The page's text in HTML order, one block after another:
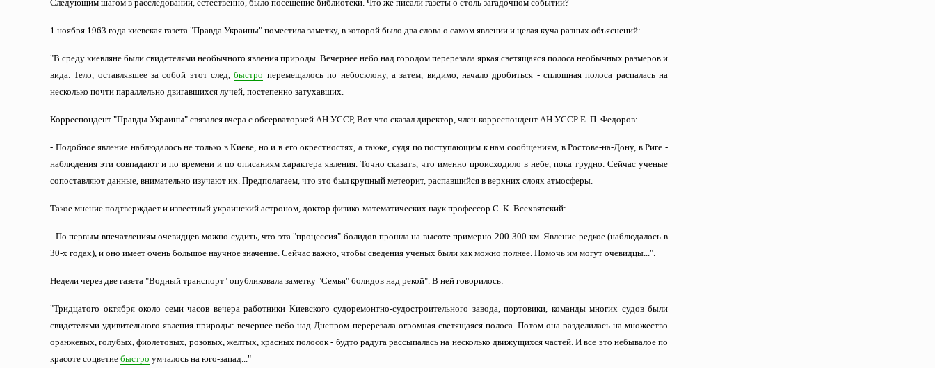
Следующим шагом в расследовании, естественно, было посещение библиотеки. Что же писали газеты о столь загадочном событии?
1 ноября 1963 года киевская газета "Правда Украины" поместила заметку, в которой было два слова о самом явлении и целая куча разных объяснений:
"В среду киевляне были свидетелями необычного явления природы. Вечернее небо над городом перерезала яркая светящаяся полоса необычных размеров и
вида. Тело, оставлявшее за собой этот след,быстро перемещалось по небосклону, а затем, видимо, начало дробиться - сплошная полоса распалась на
несколько почти параллельно двигавшихся лучей, постепенно затухавших.
Корреспондент "Правды Украины" связался вчера с обсерваторией АН УССР, Вот что сказал директор, член-корреспондент АН УССР Е. П. Федоров:
- Подобное явление наблюдалось не только в Киеве, но и в его окрестностях, а также, судя по поступающим к нам сообщениям, в Ростове-на-Дону, в Риге -
наблюдения эти совпадают и по времени и по описаниям характера явления. Точно сказать, что именно происходило в небе, пока трудно. Сейчас ученые
сопоставляют данные, внимательно изучают их. Предполагаем, что это был крупный метеорит, распавшийся в верхних слоях атмосферы.
Такое мнение подтверждает и известный украинский астроном, доктор физико-математических наук профессор С. К. Всехвятский:
- По первым впечатлениям очевидцев можно судить, что эта "процессия" болидов прошла на высоте примерно 200-300 км. Явление редкое (наблюдалось в
30-х годах), и оно имеет очень большое научное значение. Сейчас важно, чтобы сведения ученых были как можно полнее. Помочь им могут очевидцы...".
Недели через две газета "Водный транспорт" опубликовала заметку "Семья" болидов над рекой". В ней говорилось:
"Тридцатого октября около семи часов вечера работники Киевского судоремонтно-судостроительного завода, портовики, команды многих судов были
свидетелями удивительного явления природы: вечернее небо над Днепром перерезала огромная светящаяся полоса. Потом она разделилась на множество
оранжевых, голубых, фиолетовых, розовых, желтых, красных полосок - будто радуга рассыпалась на несколько движущихся частей. И все это небывалое по
красоте соцветие быстро умчалось на юго-запад..."